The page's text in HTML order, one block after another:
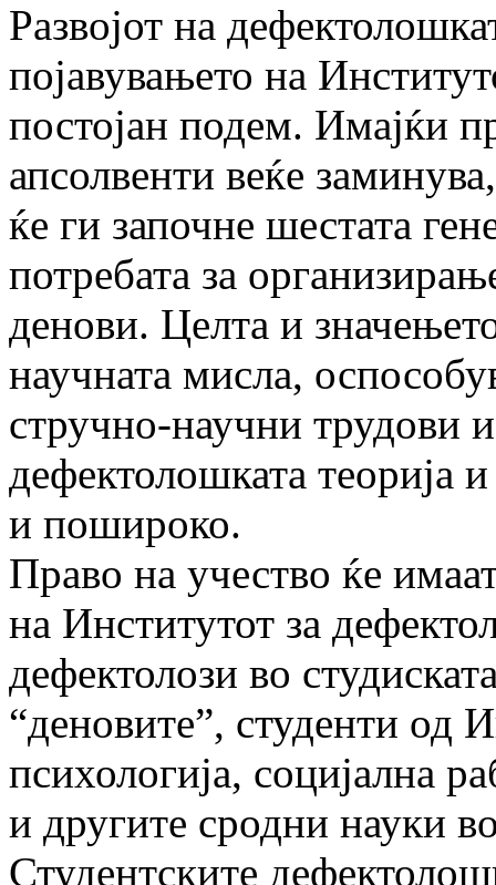
Развојот на
појавувањето на
постојан подем. Имајќи
апсолвенти веќе
ќе ги започне шестата
потребата за
денови. Целта и
научната мисла,
стручно-научни трудови
дефектолошката теорија
и пошироко.
Право на учество ќе
на Институтот за
дефектолози во
“деновите”, студенти од
психологија, социјална
и другите сродни науки
Студентските